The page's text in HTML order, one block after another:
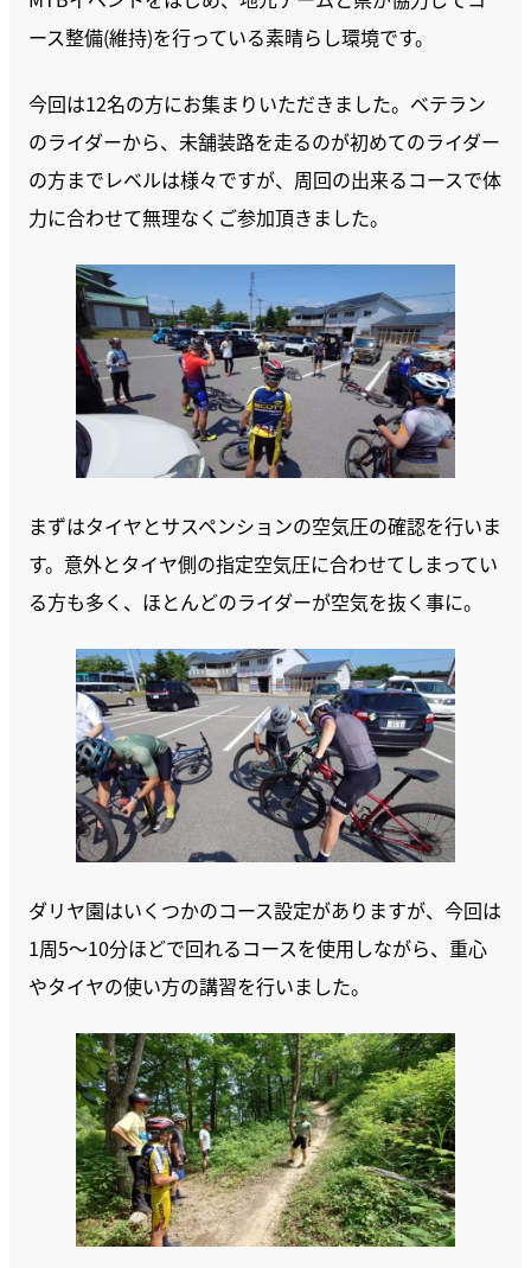
ース整備(維持)を行っている素晴らし環境です。
今回は12名の方にお集まりいただきました。ベテラン
のライダーから、未舗装路を走るのが初めてのライダー
の方までレベルは様々ですが、周回の出来るコースで体
力に合わせて無理なくご参加頂きました。
まずはタイヤとサスペンションの空気圧の確認を行いま
す。意外とタイヤ側の指定空気圧に合わせてしまってい
る方も多く、ほとんどのライダーが空気を抜く事に。
ダリヤ園はいくつかのコース設定がありますが、今回は
1周5～10分ほどで回れるコースを使用しながら、重心
やタイヤの使い方の講習を行いました。